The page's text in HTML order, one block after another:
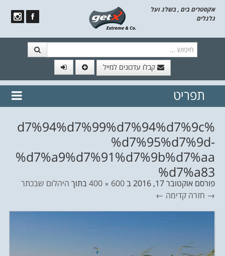
אקסטרים בים , בשלג ועל
גלגלים
קבלו עדכונים למייל
// הצטרף לרשימת תפוצה!
נשמח
תפריט
%d7%94%d7%99%d7%94%d7%9c
%d7%95%d7%9d-
%d7%a9%d7%91%d7%9b%d7%aa
%d7%a83
פורסם אוקטובר 17, 2016 ב600 × 400 בתוך היהלום שבכתר
→ חזרה קדימה ←